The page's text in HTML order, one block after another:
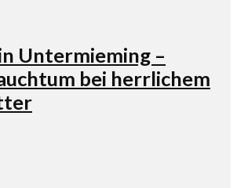
Untermieming –
bei herrlichem